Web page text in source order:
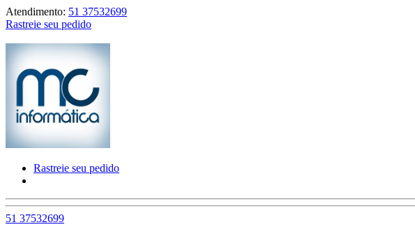
Atendimento: 51 37532699
Rastreie seu pedido
Rastreie seu pedido
51 37532699